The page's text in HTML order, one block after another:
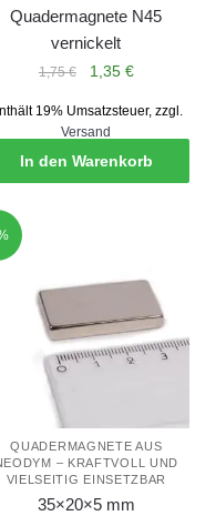
Quadermagnete N45
vernickelt
1,75€
Ursprünglicher
war:
1,75 €
1,35 €Aktueller
ist:
1,35 €.
19% Umsatzsteuer, zzgl.
Versand
In den Warenkorb
QUADERMAGNETE AUS
– KRAFTVOLL UND
VIELSEITIG EINSETZBAR
35×20×5 mm